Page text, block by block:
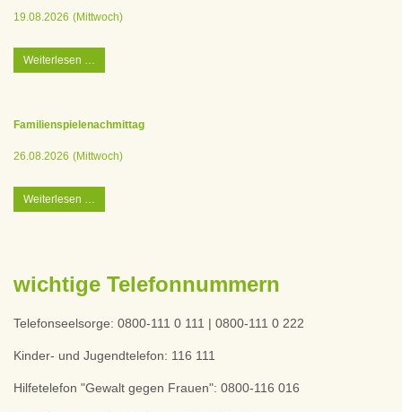
19.08.2026 (Mittwoch)
Weiterlesen …
Café
Familienspielenachmittag
26.08.2026 (Mittwoch)
Weiterlesen …
wichtige Telefonnummern
Telefonseelsorge: 0800-111 0 111 | 0800-111 0 222
Kinder- und Jugendtelefon: 116 111
Hilfetelefon "Gewalt gegen Frauen": 0800-116 016